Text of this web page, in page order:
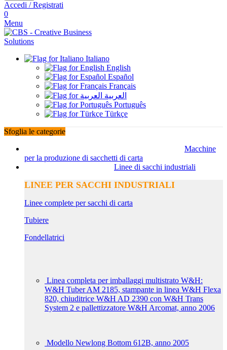
Accedi / Registrati
0
Menu
Italiano
English
Español
Français
العربية
Português
Türkçe
Sfoglia le categorie
Macchine
per la produzione di sacchetti di carta
Linee di sacchi industriali
LINEE PER SACCHI INDUSTRIALI
Linee complete per sacchi di carta
Tubiere
Fondellatrici
Linea completa per imballaggi multistrato W&H:
W&H Tuber AM 2185, stampante in linea W&H Flexa
820, chiuditrice W&H AD 2390 con W&H Trans
System 2 e pallettizzatore W&H Arcomat, anno 2006
Modello Newlong Bottom 612B, anno 2005